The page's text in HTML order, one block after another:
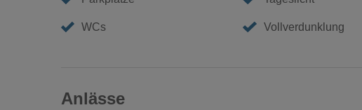
WCs Vollverdunklung
Anlässe